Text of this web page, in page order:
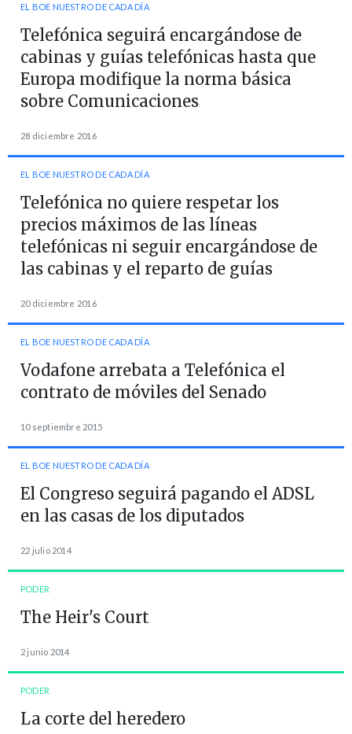
EL BOE NUESTRO DE CADA DÍA
Telefónica seguirá encargándose de
cabinas y guías telefónicas hasta que
Europa modifique la norma básica
sobre Comunicaciones
28 diciembre 2016
EL BOE NUESTRO DE CADA DÍA
Telefónica no quiere respetar los
precios máximos de las líneas
telefónicas ni seguir encargándose de
las cabinas y el reparto de guías
20 diciembre 2016
EL BOE NUESTRO DE CADA DÍA
Vodafone arrebata a Telefónica el
contrato de móviles del Senado
10 septiembre 2015
EL BOE NUESTRO DE CADA DÍA
El Congreso seguirá pagando el ADSL
en las casas de los diputados
22 julio 2014
PODER
The Heir's Court
2 junio 2014
PODER
La corte del heredero